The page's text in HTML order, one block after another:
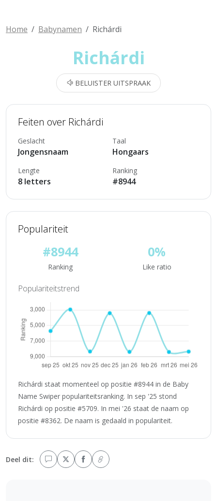
Home Babynamen Richárdi
Richárdi
BELUISTER UITSPRAAK
Feiten over Richárdi
Geslacht
Jongensnaam
Taal
Hongaars
Lengte
8 letters
Ranking
#8944
Populariteit
#8944
Ranking
0%
Like ratio
Populariteitstrend
Richárdi staat momenteel op positie #8944 in de Baby
Name Swiper populariteitsranking. In sep '25 stond
Richárdi op positie #5709. In mei '26 staat de naam op
positie #8362. De naam is gedaald in populariteit.
Deel dit: